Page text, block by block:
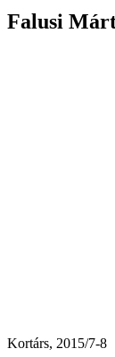
Falusi
Kortárs, 2015/7-8